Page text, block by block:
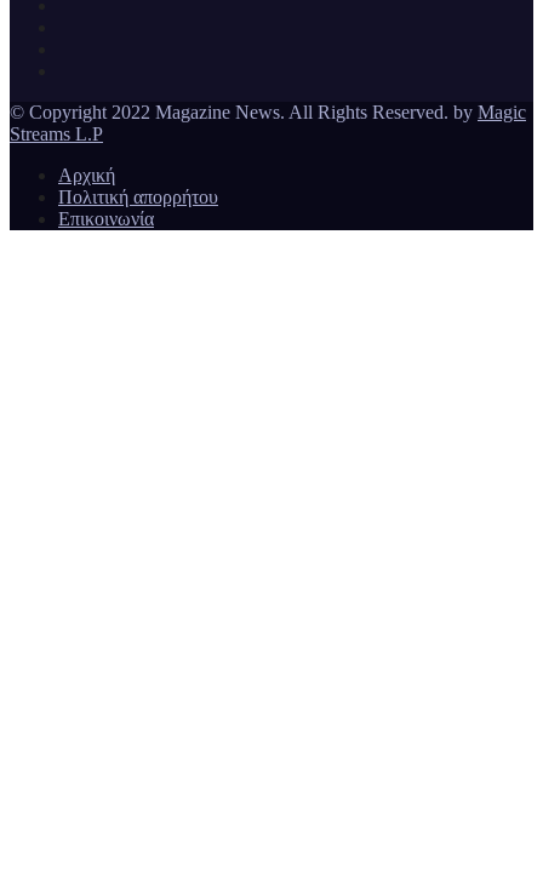
© Copyright 2022 Magazine News. All Rights Reserved. by Magic
Streams L.P
Αρχική
Πολιτική απορρήτου
Επικοινωνία